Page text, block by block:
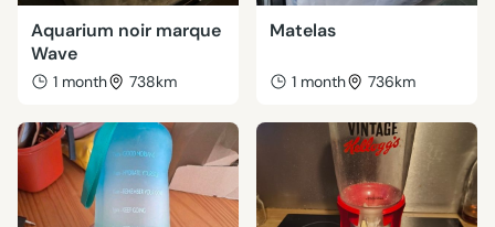
Aquarium noir marque
Wave
1 month 738km
Matelas
1 month 736km